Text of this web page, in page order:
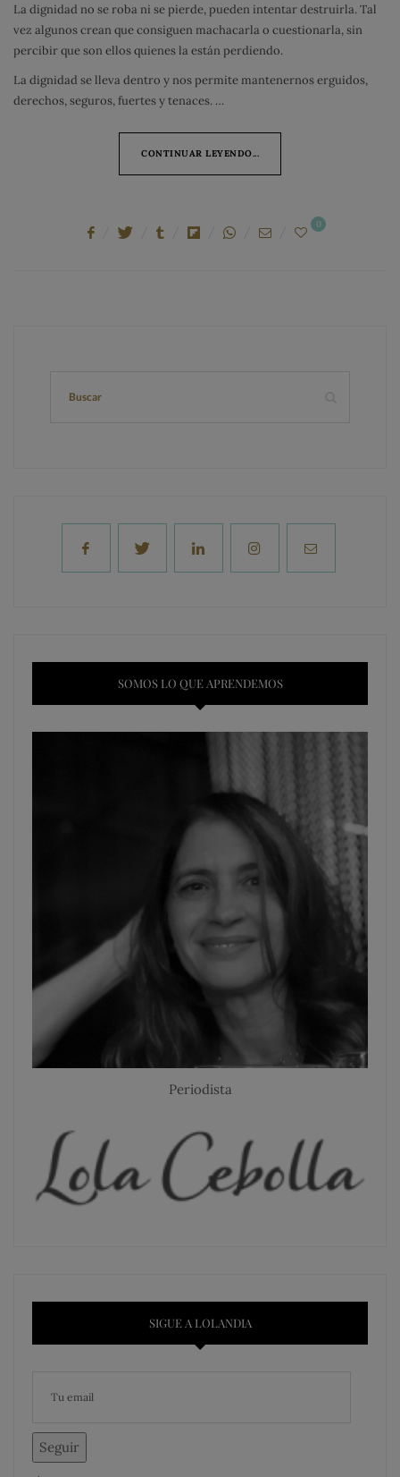
La dignidad no se roba ni se pierde, pueden intentar destruirla. Tal
vez algunos crean que consiguen machacarla o cuestionarla, sin
percibir que son ellos quienes la están perdiendo.
La dignidad se lleva dentro y nos permite mantenernos erguidos,
derechos, seguros, fuertes y tenaces. …
CONTINUAR LEYENDO...
0
SOMOS LO QUE APRENDEMOS
Periodista
SIGUE A LOLANDIA
Seguir